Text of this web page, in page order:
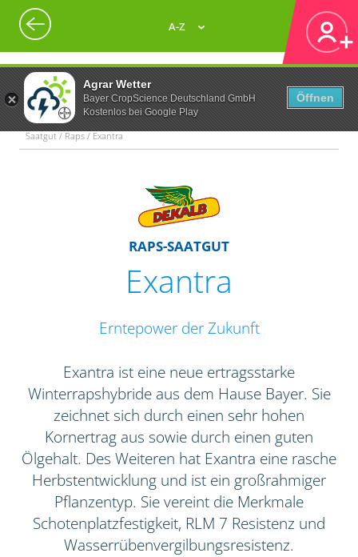
Agrar Wetter
Bayer CropScience Deutschland GmbH
Kostenlos bei Google Play
Öffnen
A-Z
Saatgut / Raps / Exantra
RAPS-SAATGUT
Exantra
Erntepower der Zukunft
Exantra ist eine neue ertragsstarke
Winterrapshybride aus dem Hause Bayer. Sie
zeichnet sich durch einen sehr hohen
Kornertrag aus sowie durch einen guten
Ölgehalt. Des Weiteren hat Exantra eine rasche
Herbstentwicklung und ist ein großrahmiger
Pflanzentyp. Sie vereint die Merkmale
Schotenplatzfestigkeit, RLM 7 Resistenz und
Wasserrübenvergilbungsresistenz.